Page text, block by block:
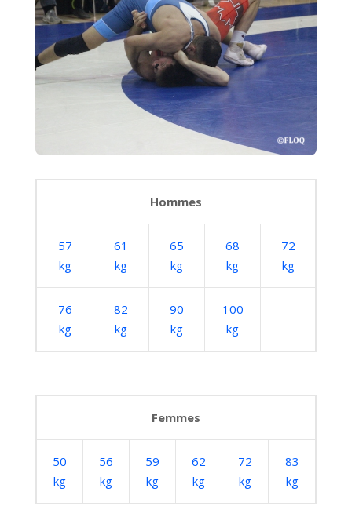
Hommes
57
kg
61
kg
65
kg
68
kg
72
kg
76
kg
82
kg
90
kg
100
kg
Femmes
50
kg
56
kg
59
kg
62
kg
72
kg
83
kg